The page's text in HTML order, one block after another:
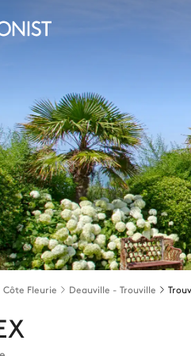
Côte Fleurie Deauville - Trouville